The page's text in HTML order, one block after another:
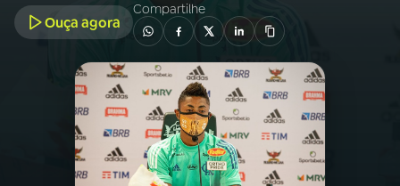
PROGRAMAÇÃO
PROGRAMAS
Ouça agora
Compartilhe